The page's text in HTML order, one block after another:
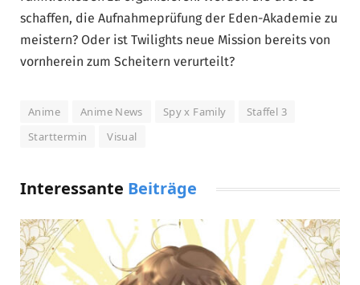
schaffen, die Aufnahmeprüfung der Eden-Akademie zu
meistern? Oder ist Twilights neue Mission bereits von
vornherein zum Scheitern verurteilt?
Anime Anime News Spy x Family
Staffel 3
Starttermin
Visual
Interessante Beiträge